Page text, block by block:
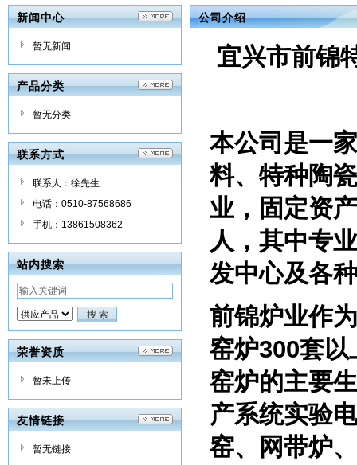
新闻中心
暂无新闻
产品分类
暂无分类
联系方式
联系人：徐先生
电话：0510-87568686
手机：13861508362
站内搜索
荣誉资质
暂未上传
友情链接
暂无链接
公司介绍
宜兴市前锦
本公司是一
料、特种陶
业，固定资产
人，其中专
发中心及各
前锦炉业作
窑炉300套以
窑炉的主要
产系统实验
窑、网带炉